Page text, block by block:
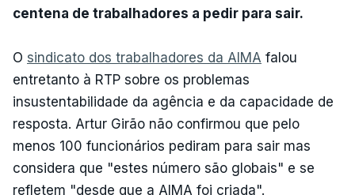
centena de trabalhadores a pedir para sair.
O sindicato dos trabalhadores da AIMA falou
entretanto à RTP sobre os problemas
insustentabilidade da agência e da capacidade de
resposta. Artur Girão não confirmou que pelo
menos 100 funcionários pediram para sair mas
considera que "estes número são globais" e se
refletem "desde que a AIMA foi criada".